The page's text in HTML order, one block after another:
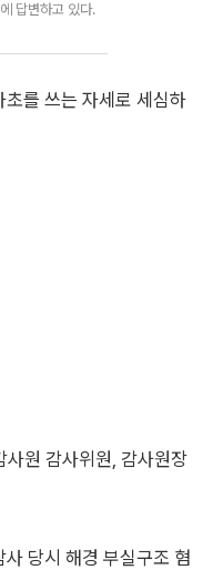
답변하고 있다.
를 쓰는 자세로 세심하
사원 감사위원, 감사원장
당시 해경 부실구조 혐